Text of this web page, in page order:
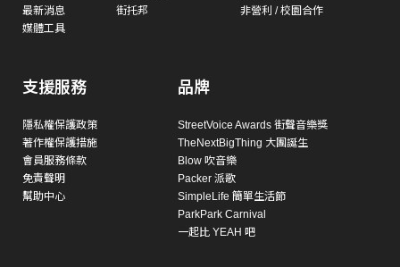
最新消息
媒體工具
街托邦
非營利 / 校園合作
支援服務
隱私權保護政策
著作權保護措施
會員服務條款
免責聲明
幫助中心
品牌
StreetVoice Awards 街聲音樂獎
TheNextBigThing 大團誕生
Blow 吹音樂
Packer 派歌
SimpleLife 簡單生活節
ParkPark Carnival
一起比 YEAH 吧